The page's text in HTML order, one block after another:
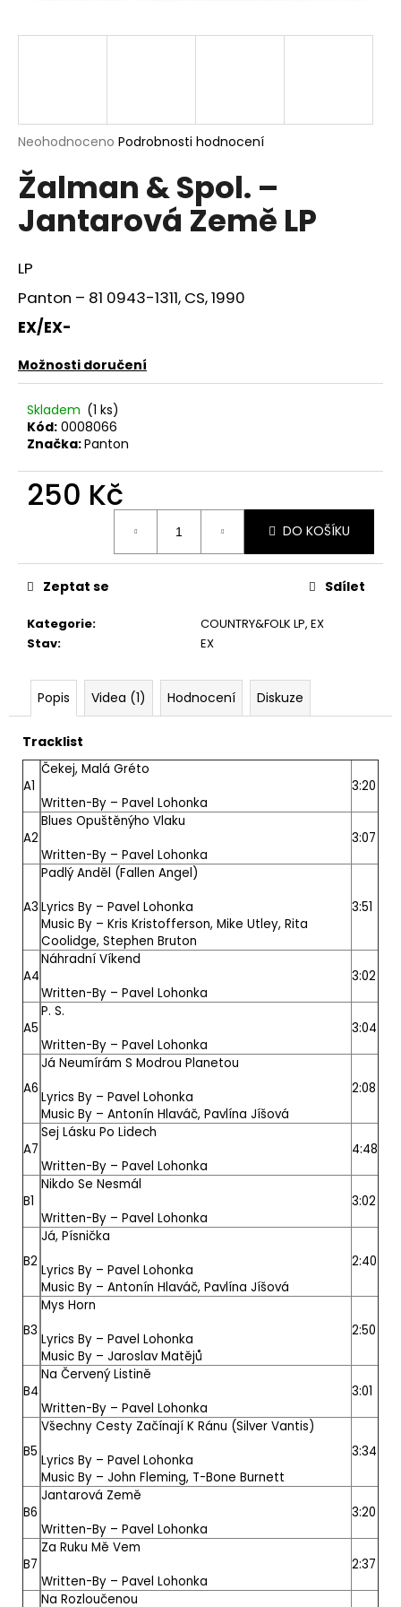
Průměrné
produktu
je
0,0
z
hvězdiček.
Neohodnoceno Podrobnosti hodnocení
Žalman & Spol. –
Jantarová Země LP
LP
Panton ‎– 81 0943-1311, CS, 1990
EX/EX-
Možnosti doručení
Skladem (1 ks)
Kód: 0008066
Značka:Panton
250 Kč
DO KOŠÍKU
Kategorie: COUNTRY&FOLK LP, EX
Stav: EX
Zeptat se Sdílet
Popis Videa (1) Hodnocení Diskuze
Tracklist
A1
Čekej, Malá Gréto
Written-By – Pavel Lohonka
3:20
A2
Blues Opuštěnýho Vlaku
Written-By – Pavel Lohonka
3:07
A3
Padlý Anděl (Fallen Angel)
Lyrics By – Pavel Lohonka
Music By – Kris Kristofferson, Mike Utley, Rita
Coolidge, Stephen Bruton
3:51
A4
Náhradní Víkend
Written-By – Pavel Lohonka
3:02
A5
P. S.
Written-By – Pavel Lohonka
3:04
A6
Já Neumírám S Modrou Planetou
Lyrics By – Pavel Lohonka
Music By – Antonín Hlaváč, Pavlína Jíšová
2:08
A7
Sej Lásku Po Lidech
Written-By – Pavel Lohonka
4:48
B1
Nikdo Se Nesmál
Written-By – Pavel Lohonka
3:02
B2
Já, Písnička
Lyrics By – Pavel Lohonka
Music By – Antonín Hlaváč, Pavlína Jíšová
2:40
B3
Mys Horn
Lyrics By – Pavel Lohonka
Music By – Jaroslav Matějů
2:50
B4
Na Červený Listině
Written-By – Pavel Lohonka
3:01
B5
Všechny Cesty Začínají K Ránu (Silver Vantis)
Lyrics By – Pavel Lohonka
Music By – John Fleming, T-Bone Burnett
3:34
B6
Jantarová Země
Written-By – Pavel Lohonka
3:20
B7
Za Ruku Mě Vem
Written-By – Pavel Lohonka
2:37
Na Rozloučenou
j
?
HLEDAT
o
p
r
u
č
u
m
KRATOCHVÍLOVÁ
KRATOCHVÍLOVÁ
LP
Původně:
490
Kč